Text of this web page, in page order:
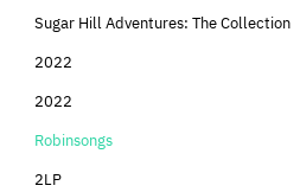
Sugar Hill Adventures: The Collection
2022
2022
Robinsongs
2LP